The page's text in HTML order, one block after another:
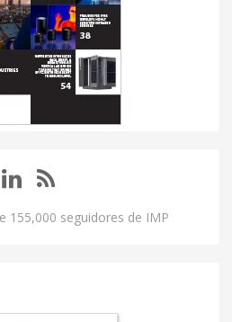
155,000 seguidores de IMP